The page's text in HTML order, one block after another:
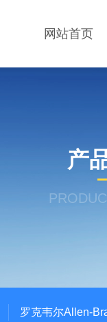
网站首页
产
罗克韦尔Allen-